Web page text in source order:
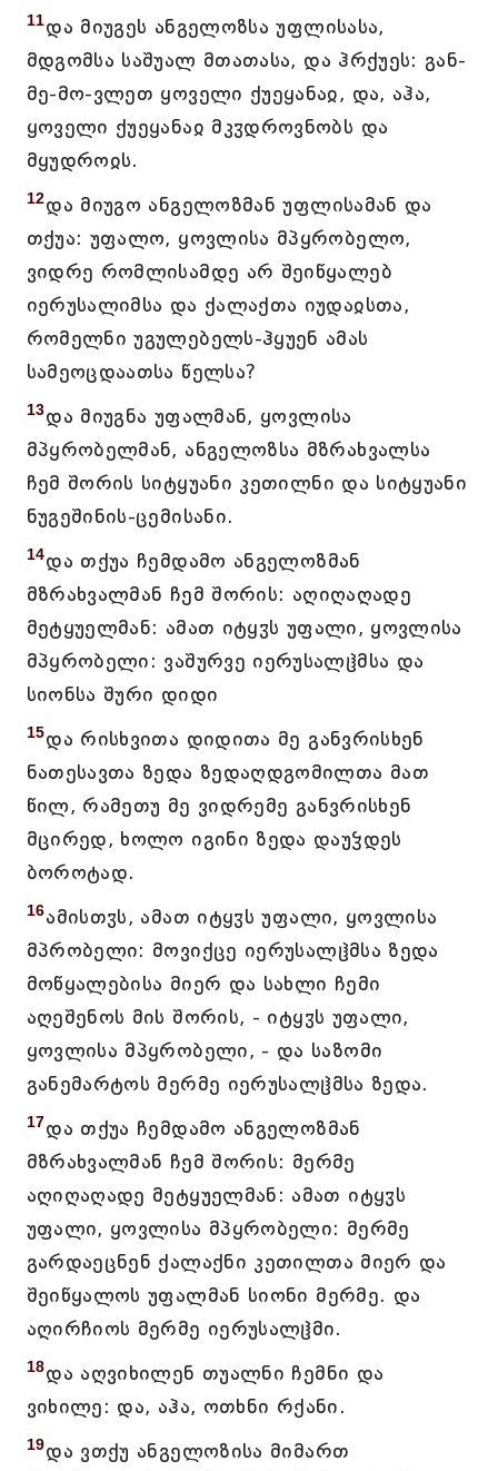
11და მიუგეს ანგელოზსა უფლისასა,
მდგომსა საშუალ მთათასა, და ჰრქუეს: გან-
მე-მო-ვლეთ ყოველი ქუეყანაჲ, და, აჰა,
ყოველი ქუეყანაჲ მკჳდროვნობს და
მყუდროჲს.
12და მიუგო ანგელოზმან უფლისამან და
თქუა: უფალო, ყოვლისა მპყრობელო,
ვიდრე რომლისამდე არ შეიწყალებ
იერუსალიმსა და ქალაქთა იუდაჲსთა,
რომელნი უგულებელს-ჰყუენ ამას
სამეოცდაათსა წელსა?
13და მიუგნა უფალმან, ყოვლისა
მპყრობელმან, ანგელოზსა მზრახვალსა
ჩემ შორის სიტყუანი კეთილნი და სიტყუანი
ნუგეშინის-ცემისანი.
14და თქუა ჩემდამო ანგელოზმან
მზრახვალმან ჩემ შორის: აღიღაღადე
მეტყუელმან: ამათ იტყჳს უფალი, ყოვლისა
მპყრობელი: ვაშურვე იერუსალჱმსა და
სიონსა შური დიდი
15და რისხვითა დიდითა მე განვრისხენ
ნათესავთა ზედა ზედაღდგომილთა მათ
წილ, რამეთუ მე ვიდრემე განვრისხენ
მცირედ, ხოლო იგინი ზედა დაუჴდეს
ბოროტად.
16ამისთჳს, ამათ იტყჳს უფალი, ყოვლისა
მპრობელი: მოვიქცე იერუსალჱმსა ზედა
მოწყალებისა მიერ და სახლი ჩემი
აღეშენოს მის შორის, - იტყჳს უფალი,
ყოვლისა მპყრობელი, - და საზომი
განემარტოს მერმე იერუსალჱმსა ზედა.
17და თქუა ჩემდამო ანგელოზმან
მზრახვალმან ჩემ შორის: მერმე
აღიღაღადე მეტყუელმან: ამათ იტყჳს
უფალი, ყოვლისა მპყრობელი: მერმე
გარდაეცნენ ქალაქნი კეთილთა მიერ და
შეიწყალოს უფალმან სიონი მერმე. და
აღირჩიოს მერმე იერუსალჱმი.
18და აღვიხილენ თუალნი ჩემნი და
ვიხილე: და, აჰა, ოთხნი რქანი.
19და ვთქუ ანგელოზისა მიმართ